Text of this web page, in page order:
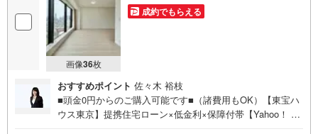
画像36枚
成約でもらえる
おすすめポイント 佐々木 裕枝
■頭金0円からのご購入可能です■（諸費用もOK）【東宝ハ
ウス東京】提携住宅ローン×低金利×保障付帯【Yahoo！ 不